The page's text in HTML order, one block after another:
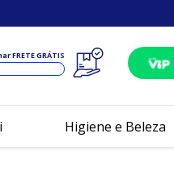
FRETE GRÁTIS
Higiene e Beleza